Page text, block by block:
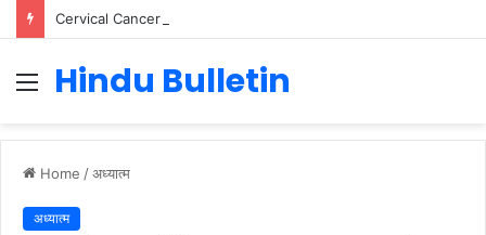
Menu
Hindu Bulletin
Home /अध्यात्म
अध्यात्म